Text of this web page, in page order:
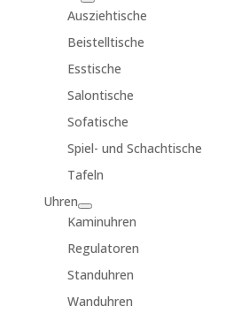
Ausziehtische
Beistelltische
Esstische
Salontische
Sofatische
Spiel- und Schachtische
Tafeln
Uhren
Kaminuhren
Regulatoren
Standuhren
Wanduhren